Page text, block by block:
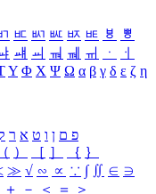
ㅳ ㅴ ㅵ ㅶ ㅷ ㅸ
ㅹ
ㆈ ㆉ ㆊ ㆋ ㆌ ㆍ
ㆎ
Υ Φ Χ Ψ Ω α β γ δ ε ζ η
פ ם ן ו ט א ר
（ ） ［ ］ ｛ ｝
≫ √ ∽ ∝ ∵ ∫ ∬ ∈ ∋
＋ － ＜ ＝
＞